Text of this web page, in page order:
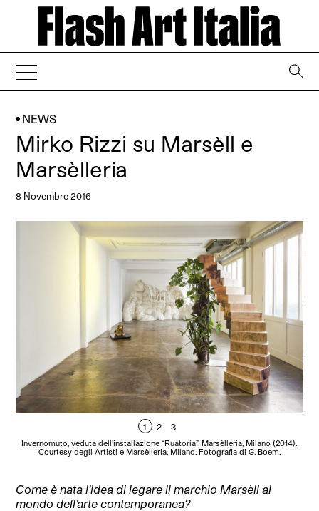
NEWS
Mirko Rizzi su Marsèll e
Marsèlleria
8 Novembre 2016
1 2 3
Invernomuto, veduta dell’installazione “Ruatoria”, Marsèlleria, Milano (2014).
Courtesy degli Artisti e Marsèlleria, Milano. Fotografia di G. Boem.
Come è nata l’idea di legare il marchio Marsèll al
mondo dell’arte contemporanea?